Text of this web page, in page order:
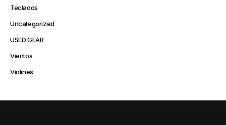
Teclados
Uncategorized
USED GEAR
Vientos
Violines